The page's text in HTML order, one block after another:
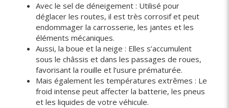
Avec le sel de déneigement : Utilisé pour
déglacer les routes, il est très corrosif et peut
endommager la carrosserie, les jantes et les
éléments mécaniques.
Aussi, la boue et la neige : Elles s’accumulent
sous le châssis et dans les passages de roues,
favorisant la rouille et l’usure prématurée.
Mais également les températures extrêmes : Le
froid intense peut affecter la batterie, les pneus
et les liquides de votre véhicule.